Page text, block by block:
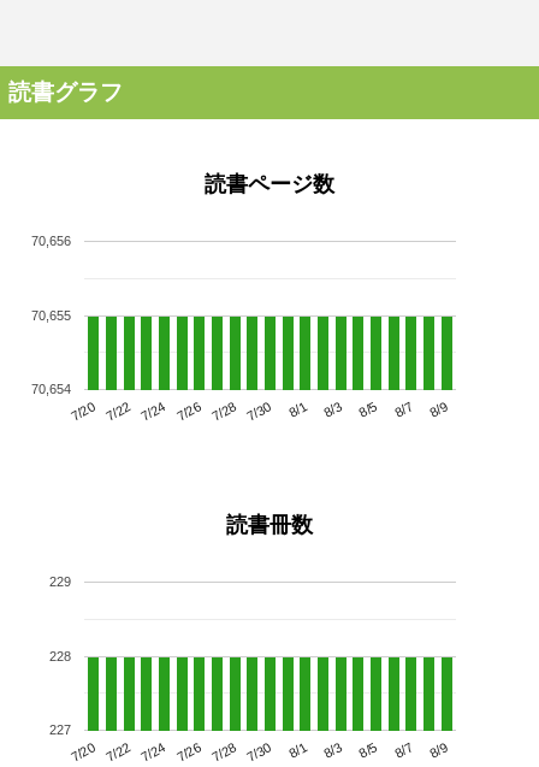
読書グラフ
読書ページ数
7/20 7/22 7/24 7/26 7/28 7/30 8/1 8/3 8/5 8/7 8/9
70,654
70,655
70,656
読書冊数
7/20 7/22 7/24 7/26 7/28 7/30 8/1 8/3 8/5 8/7 8/9
227
228
229